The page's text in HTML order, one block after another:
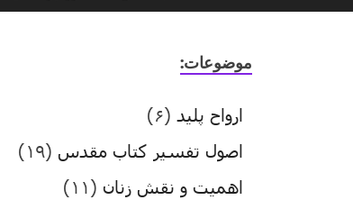
موضوعات:
ارواح پلید (۶)
اصول تفسیر کتاب مقدس (۱۹)
اهمیت و نقش زنان (۱۱)